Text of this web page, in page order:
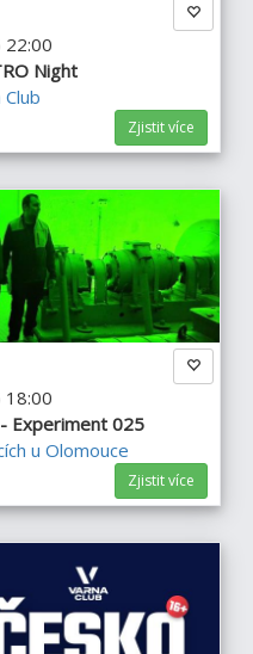
22:00
Night
Club
Zjistit více
18:00
Experiment 025
u Olomouce
Zjistit více